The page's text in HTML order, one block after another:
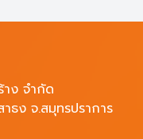
ง จำกัด
ธง จ.สมุทรปราการ